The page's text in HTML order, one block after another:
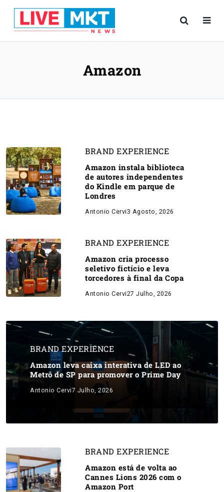
Amazon
BRAND EXPERIENCE
Amazon instala biblioteca
de autores independentes
do Kindle em parque de
Londres
Antonio Cervi3 Agosto, 2026
BRAND EXPERIENCE
Amazon cria processo
seletivo fictício e leva
torcedores à final da Copa
Antonio Cervi27 Julho, 2026
BRAND EXPERIENCE
Amazon leva caixa interativa de LED ao
Metrô de SP para promover o Prime Day
Antonio Cervi7 Julho, 2026
BRAND EXPERIENCE
Amazon está de volta ao
Cannes Lions 2026 com o
Amazon Port